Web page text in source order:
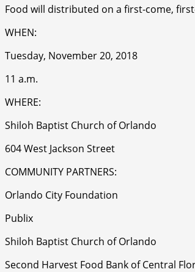
Food will distributed on a first-come,
WHEN:
Tuesday, November 20, 2018
11 a.m.
WHERE:
Shiloh Baptist Church of Orlando
604 West Jackson Street
COMMUNITY PARTNERS:
Orlando City Foundation
Publix
Shiloh Baptist Church of Orlando
Second Harvest Food Bank of Central